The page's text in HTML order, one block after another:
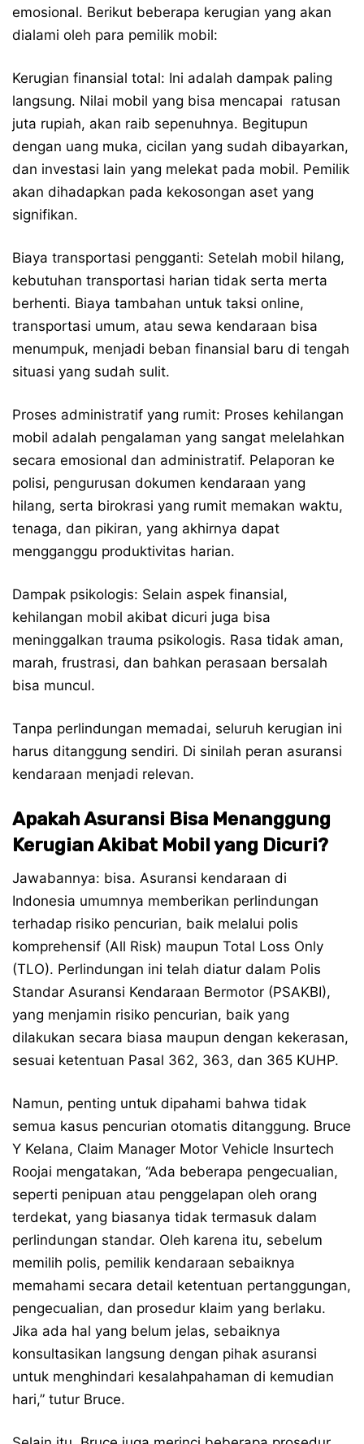
emosional. Berikut beberapa kerugian yang akan
dialami oleh para pemilik mobil:
Kerugian finansial total: Ini adalah dampak paling
langsung. Nilai mobil yang bisa mencapai ratusan
juta rupiah, akan raib sepenuhnya. Begitupun
dengan uang muka, cicilan yang sudah dibayarkan,
dan investasi lain yang melekat pada mobil. Pemilik
akan dihadapkan pada kekosongan aset yang
signifikan.
Biaya transportasi pengganti: Setelah mobil hilang,
kebutuhan transportasi harian tidak serta merta
berhenti. Biaya tambahan untuk taksi online,
transportasi umum, atau sewa kendaraan bisa
menumpuk, menjadi beban finansial baru di tengah
situasi yang sudah sulit.
Proses administratif yang rumit: Proses kehilangan
mobil adalah pengalaman yang sangat melelahkan
secara emosional dan administratif. Pelaporan ke
polisi, pengurusan dokumen kendaraan yang
hilang, serta birokrasi yang rumit memakan waktu,
tenaga, dan pikiran, yang akhirnya dapat
mengganggu produktivitas harian.
Dampak psikologis: Selain aspek finansial,
kehilangan mobil akibat dicuri juga bisa
meninggalkan trauma psikologis. Rasa tidak aman,
marah, frustrasi, dan bahkan perasaan bersalah
bisa muncul.
Tanpa perlindungan memadai, seluruh kerugian ini
harus ditanggung sendiri. Di sinilah peran asuransi
kendaraan menjadi relevan.
Apakah Asuransi Bisa Menanggung
Kerugian Akibat Mobil yang Dicuri?
Jawabannya: bisa. Asuransi kendaraan di
Indonesia umumnya memberikan perlindungan
terhadap risiko pencurian, baik melalui polis
komprehensif (All Risk) maupun Total Loss Only
(TLO). Perlindungan ini telah diatur dalam Polis
Standar Asuransi Kendaraan Bermotor (PSAKBI),
yang menjamin risiko pencurian, baik yang
dilakukan secara biasa maupun dengan kekerasan,
sesuai ketentuan Pasal 362, 363, dan 365 KUHP.
Namun, penting untuk dipahami bahwa tidak
semua kasus pencurian otomatis ditanggung. Bruce
Y Kelana, Claim Manager Motor Vehicle Insurtech
Roojai mengatakan, “Ada beberapa pengecualian,
seperti penipuan atau penggelapan oleh orang
terdekat, yang biasanya tidak termasuk dalam
perlindungan standar. Oleh karena itu, sebelum
memilih polis, pemilik kendaraan sebaiknya
memahami secara detail ketentuan pertanggungan,
pengecualian, dan prosedur klaim yang berlaku.
Jika ada hal yang belum jelas, sebaiknya
konsultasikan langsung dengan pihak asuransi
untuk menghindari kesalahpahaman di kemudian
hari,” tutur Bruce.